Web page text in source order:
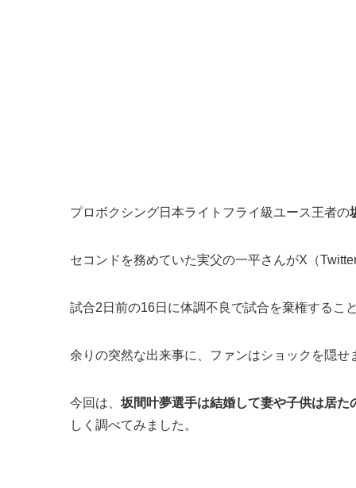
プロボクシング日本ライトフライ級ユース王者の
セコンドを務めていた実父の一平さんがX（
試合2日前の16日に体調不良で試合を棄権するこ
余りの突然な出来事に、ファンはショックを隠せ
今回は、 坂間叶夢選手は結婚して妻や子供は居
しく調べてみました。